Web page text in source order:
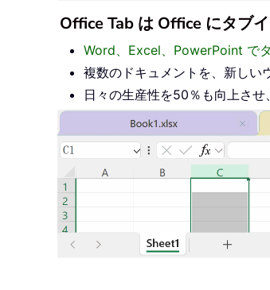
Office Tab は Office にタブ
Word、Excel、PowerPoint で
複数のドキュメントを、新しい
日々の生産性を50％も向上させ